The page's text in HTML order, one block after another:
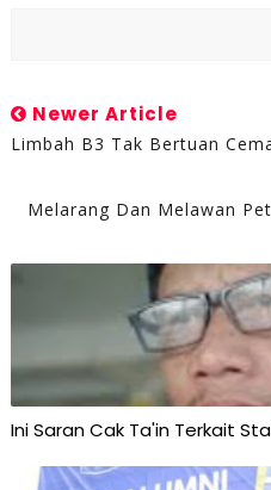
Newer Article
Limbah B3 Tak Bertuan
Melarang Dan Melawan
Ini Saran Cak Ta'in Terkait